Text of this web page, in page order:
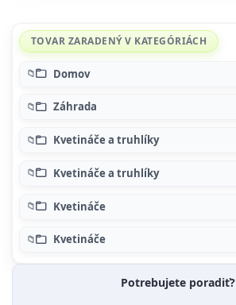
TOVAR ZARADENÝ V KATEGÓRIÁCH
Domov
Záhrada
Kvetináče a truhlíky
Kvetináče a truhlíky
Kvetináče
Kvetináče
Potrebujete poradiť?